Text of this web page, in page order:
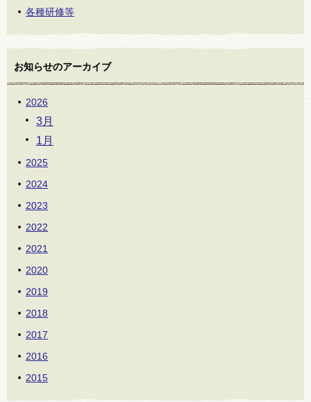
各種研修等
お知らせのアーカイブ
2026
3月
1月
2025
2024
2023
2022
2021
2020
2019
2018
2017
2016
2015